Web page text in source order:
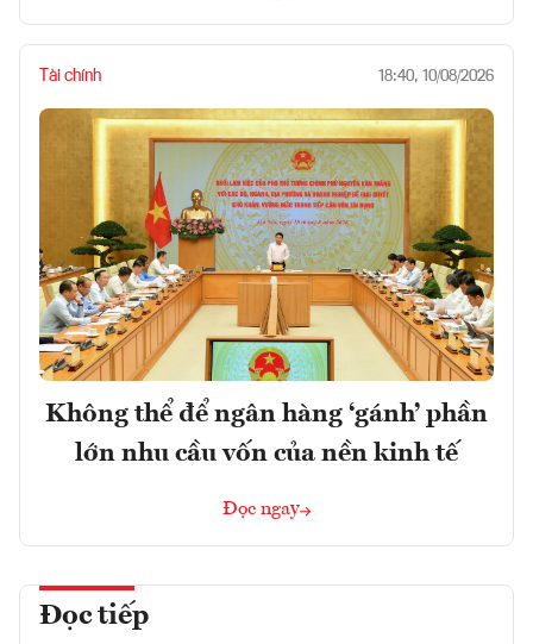
Tài chính 18:40, 10/08/2026
Không thể để ngân hàng ‘gánh’ phần
lớn nhu cầu vốn của nền kinh tế
Đọc ngay
Đọc tiếp